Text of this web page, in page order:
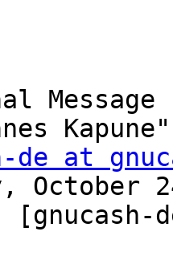
de at
October